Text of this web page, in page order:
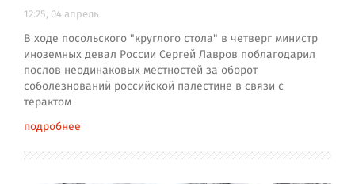
12:25, 04 апрель
В ходе посольского "круглого стола" в четверг министр
иноземных девал России Сергей Лавров поблагодарил
послов неодинаковых местностей за оборот
соболезнований российской палестине в связи с
терактом
подробнее